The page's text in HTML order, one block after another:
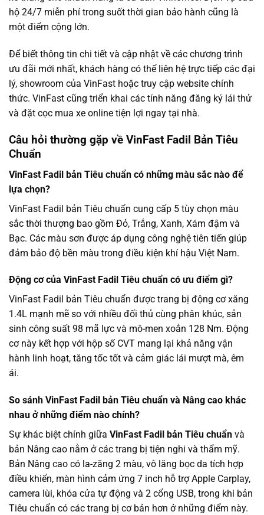
hộ 24/7 miễn phí trong suốt thời gian bảo hành cũng là
một điểm cộng lớn.
Để biết thông tin chi tiết và cập nhật về các chương trình
ưu đãi mới nhất, khách hàng có thể liên hệ trực tiếp các đại
lý, showroom của VinFast hoặc truy cập website chính
thức. VinFast cũng triển khai các tính năng đăng ký lái thử
và đặt cọc mua xe online tiện lợi ngay tại nhà.
Câu hỏi thường gặp về VinFast Fadil Bản Tiêu
Chuẩn
VinFast Fadil bản Tiêu chuẩn có những màu sắc nào để
lựa chọn?
VinFast Fadil bản Tiêu chuẩn cung cấp 5 tùy chọn màu
sắc thời thượng bao gồm Đỏ, Trắng, Xanh, Xám đậm và
Bạc. Các màu sơn được áp dụng công nghệ tiên tiến giúp
đảm bảo độ bền màu trong điều kiện khí hậu Việt Nam.
Động cơ của VinFast Fadil Tiêu chuẩn có ưu điểm gì?
VinFast Fadil bản Tiêu chuẩn được trang bị động cơ xăng
1.4L mạnh mẽ so với nhiều đối thủ cùng phân khúc, sản
sinh công suất 98 mã lực và mô-men xoắn 128 Nm. Động
cơ này kết hợp với hộp số CVT mang lại khả năng vận
hành linh hoạt, tăng tốc tốt và cảm giác lái mượt mà, êm
ái.
So sánh VinFast Fadil bản Tiêu chuẩn và Nâng cao khác
nhau ở những điểm nào chính?
Sự khác biệt chính giữa VinFast Fadil bản Tiêu chuẩn và
bản Nâng cao nằm ở các trang bị tiện nghi và thẩm mỹ.
Bản Nâng cao có la-zăng 2 màu, vô lăng bọc da tích hợp
điều khiển, màn hình cảm ứng 7 inch hỗ trợ Apple Carplay,
camera lùi, khóa cửa tự động và 2 cổng USB, trong khi bản
Tiêu chuẩn có các trang bị cơ bản hơn ở những điểm này.